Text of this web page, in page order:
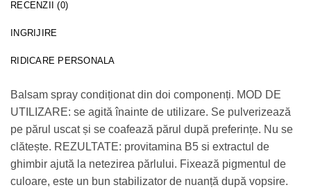
RECENZII (0)
INGRIJIRE
RIDICARE PERSONALA
Balsam spray condiționat din doi componenți. MOD DE
UTILIZARE: se agită înainte de utilizare. Se pulverizează
pe părul uscat și se coafează părul după preferințe. Nu se
clătește. REZULTATE: provitamina B5 si extractul de
ghimbir ajută la netezirea părlului. Fixează pigmentul de
culoare, este un bun stabilizator de nuanță după vopsire.